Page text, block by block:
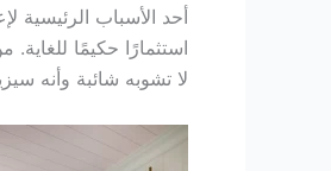
أحد الأسباب الرئيسية
استثمارًا حكيمًا
لا تشوبه شائبة وأنه